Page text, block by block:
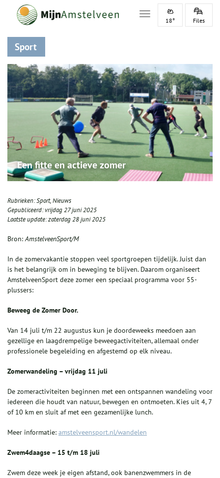
Toggle navigation
18° Files
Sport
Een fitte en actieve zomer
Rubrieken:Sport,Nieuws
Gepubliceerd:vrijdag 27 juni 2025
Laatste update:zaterdag 28 juni 2025
Bron:AmstelveenSport/M
In de zomervakantie stoppen veel sportgroepen tijdelijk. Juist dan
is het belangrijk om in beweging te blijven. Daarom organiseert
AmstelveenSport deze zomer een speciaal programma voor 55-
plussers:
Beweeg de Zomer Door.
Van 14 juli t/m 22 augustus kun je doordeweeks meedoen aan
gezellige en laagdrempelige beweegactiviteiten, allemaal onder
professionele begeleiding en afgestemd op elk niveau.
Zomerwandeling – vrijdag 11 juli
De zomeractiviteiten beginnen met een ontspannen wandeling voor
iedereen die houdt van natuur, bewegen en ontmoeten. Kies uit 4, 7
of 10 km en sluit af met een gezamenlijke lunch.
Meer informatie: amstelveensport.nl/wandelen
Zwem4daagse – 15 t/m 18 juli
Zwem deze week je eigen afstand, ook banenzwemmers in de